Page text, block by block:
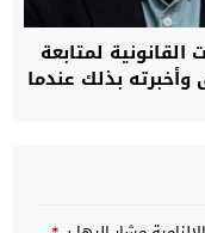
لمتابعة
وأخبرته بذلك عندما